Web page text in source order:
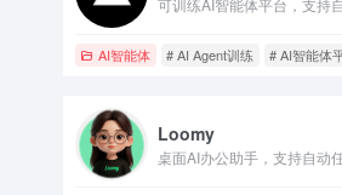
AI智能体 # AI Agent训练 # AI智能体
Loomy
桌面AI办公助手，支持自动